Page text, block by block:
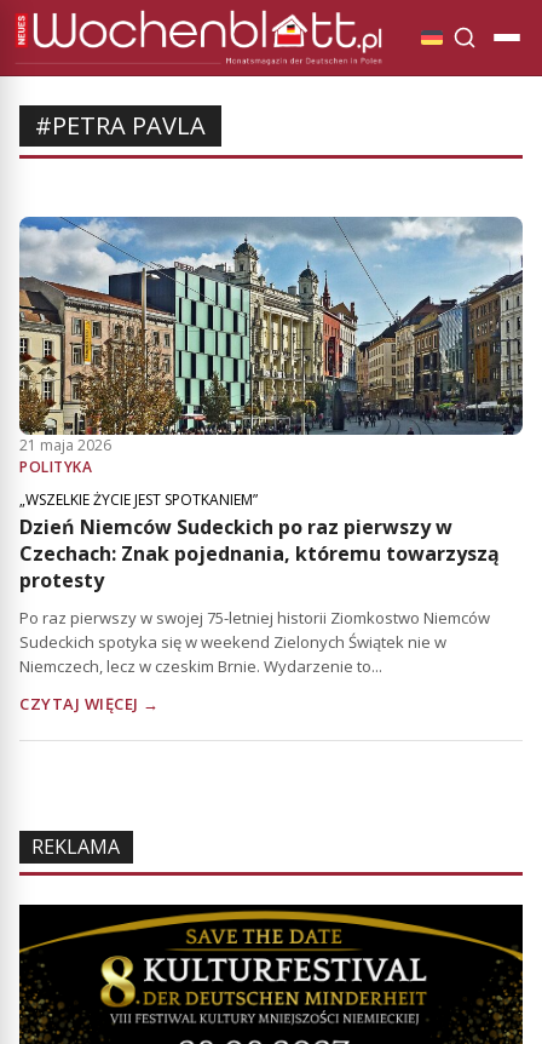
#PETRA PAVLA
21 maja 2026
POLITYKA
„WSZELKIE ŻYCIE JEST SPOTKANIEM”
Dzień Niemców Sudeckich po raz pierwszy w
Czechach: Znak pojednania, któremu towarzyszą
protesty
Po raz pierwszy w swojej 75-letniej historii Ziomkostwo Niemców
Sudeckich spotyka się w weekend Zielonych Świątek nie w
Niemczech, lecz w czeskim Brnie. Wydarzenie to...
CZYTAJ WIĘCEJ →
REKLAMA